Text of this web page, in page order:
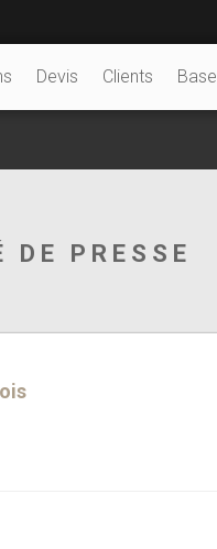
Devis Clients Base
DE PRESSE